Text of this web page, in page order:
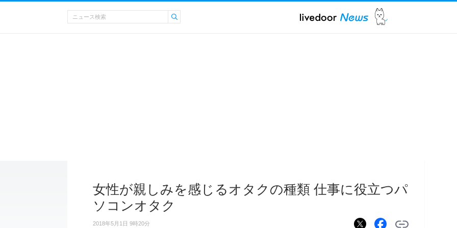
女性が親しみを感じるオタクの種類 仕事に役立つパ
ソコンオタク
2018年5月1日 9時20分